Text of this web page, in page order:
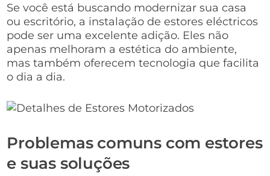
Se você está buscando modernizar sua casa
ou escritório, a instalação de estores eléctricos
pode ser uma excelente adição. Eles não
apenas melhoram a estética do ambiente,
mas também oferecem tecnologia que facilita
o dia a dia.
Problemas comuns com estores
e suas soluções